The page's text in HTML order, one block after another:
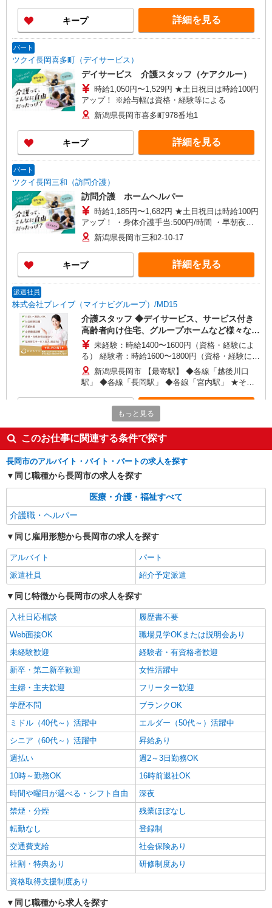
キープ 詳細を見る
パート
ツクイ長岡喜多町（デイサービス）
デイサービス 介護スタッフ（ケアクルー）
時給1,050円〜1,529円 ★土日祝日は時給100円
アップ！ ※給与幅は資格・経験等による
新潟県長岡市喜多町978番地1
キープ 詳細を見る
パート
ツクイ長岡三和（訪問介護）
訪問介護 ホームヘルパー
時給1,185円〜1,682円 ★土日祝日は時給100円
アップ！ ・身体介護手当:500円/時間 ・早朝夜間
深夜手当:300円/時間 （18:00〜翌07:59の時間
帯） ・ICT手当:2,000円/月 ・深夜割増は別途支給
・ケア→ケアの移動時間も賃金（時給）を支給 ※
特定事業所加算手当:60円/時間含む ※給与幅は資
格・経験等による
新潟県長岡市三和2-10-17
キープ 詳細を見る
派遣社員
株式会社ブレイブ（マイナビグループ）/MD15
介護スタッフ ◆デイサービス、サービス付き
高齢者向け住宅、グループホームなど様々な勤
務先から選べます。
未経験：時給1400〜1600円（資格・経験によ
る） 経験者：時給1600〜1800円（資格・経験によ
る） ◎月収例 時給1800円×1日8時間×22日（週5
日）＝31万6800円 ◆昇給あり ◆支払い方法 ※日
払い/週払い/月払い対応も可能です。詳しくは面談
時にご相談ください。 ◆交通費：別途全額支給 ※
当社規定あり
新潟県長岡市 【最寄駅】 ◆各線「越後川口
駅」 ◆各線「長岡駅」 ◆各線「宮内駅」 ★その
もっと見る
このお仕事に関連する条件で探す
長岡市のアルバイト・バイト・パートの求人を探す
同じ職種から長岡市の求人を探す
医療・介護・福祉すべて
介護職・ヘルパー
同じ雇用形態から長岡市の求人を探す
アルバイト
パート
派遣社員
紹介予定派遣
同じ特徴から長岡市の求人を探す
入社日応相談
履歴書不要
Web面接OK
職場見学OKまたは説明会あり
未経験歓迎
経験者・有資格者歓迎
新卒・第二新卒歓迎
女性活躍中
主婦・主夫歓迎
フリーター歓迎
学歴不問
ブランクOK
ミドル（40代～）活躍中
エルダー（50代～）活躍中
シニア（60代～）活躍中
昇給あり
週払い
週2～3日勤務OK
10時～勤務OK
16時前退社OK
時間や曜日が選べる・シフト自由
深夜
禁煙・分煙
残業ほぼなし
転勤なし
登録制
交通費支給
社会保険あり
社割・特典あり
研修制度あり
資格取得支援制度あり
同じ職種から求人を探す